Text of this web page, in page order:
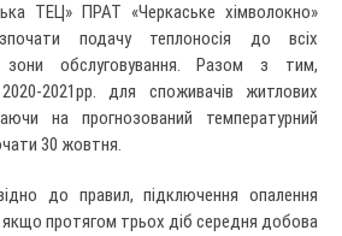
ТЕЦ» ПРАТ «Черкаське хімволокно»
подачу теплоносія до всіх
зони обслуговування. Разом з тим,
2021рр. для споживачів житлових
на прогнозований температурний
30 жовтня.
до правил, підключення опалення
якщо протягом трьох діб середня добова